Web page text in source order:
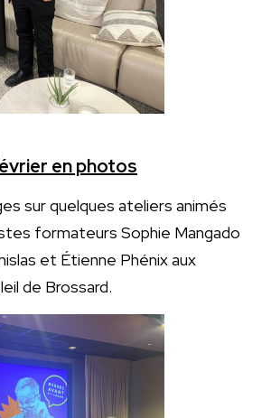
en photos
sur quelques ateliers animés
formateurs Sophie Mangado
et Étienne Phénix aux
de Brossard.